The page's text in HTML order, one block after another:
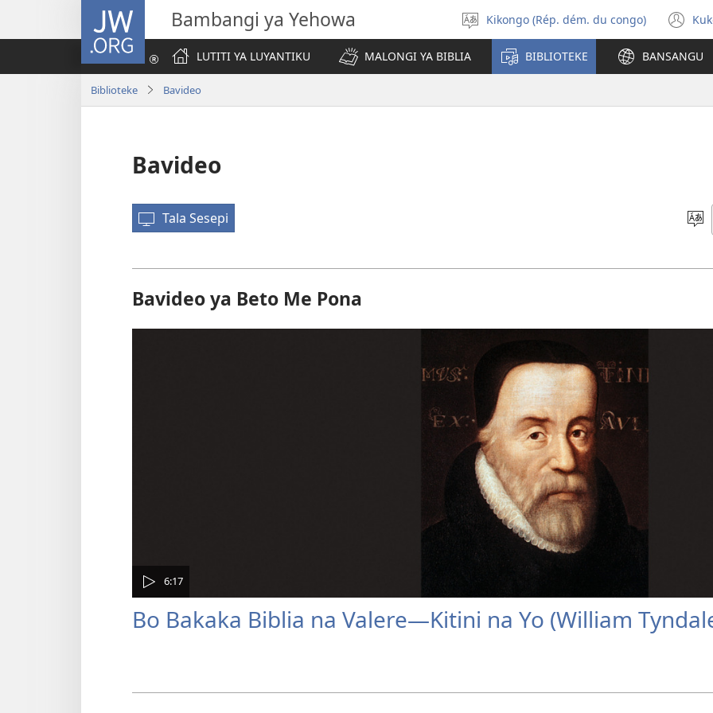
JW.ORG Bambangi ya Yehowa
Sola
ndinga
Kikongo (Rép. dém. du congo)
(ke
ya
LUTITI YA LUYANTIKU MALONGI YA BIBLIA BIBLIOTEKE BANSANGU
Biblioteke Bavideo
Bavideo
Tala Sesepi
Bavideo ya Beto Me Pona
6:17
Bo Bakaka Biblia na Valere—Kitini na Yo (William